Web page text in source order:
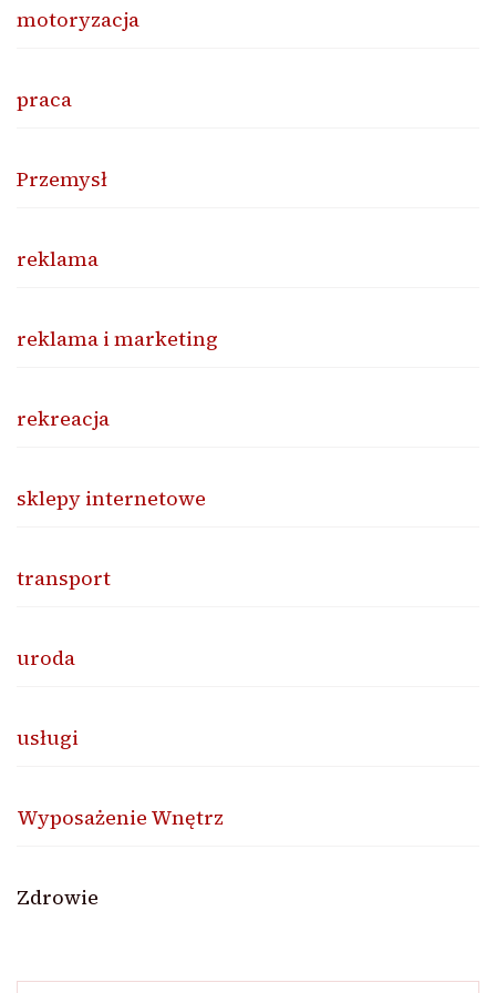
motoryzacja
praca
Przemysł
reklama
reklama i marketing
rekreacja
sklepy internetowe
transport
uroda
usługi
Wyposażenie Wnętrz
Zdrowie